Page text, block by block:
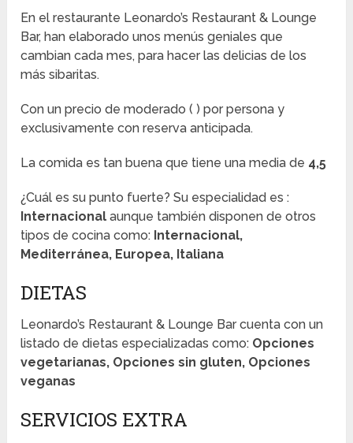
En el restaurante Leonardo’s Restaurant & Lounge
Bar, han elaborado unos menús geniales que
cambian cada mes, para hacer las delicias de los
más sibaritas.
Con un precio de moderado ( ) por persona y
exclusivamente con reserva anticipada.
La comida es tan buena que tiene una media de 4,5
¿Cuál es su punto fuerte? Su especialidad es :
Internacionalaunque también disponen de otros
tipos de cocina como: Internacional,
Mediterránea, Europea, Italiana
DIETAS
Leonardo’s Restaurant & Lounge Bar cuenta con un
listado de dietas especializadas como: Opciones
vegetarianas, Opciones sin gluten, Opciones
veganas
SERVICIOS EXTRA